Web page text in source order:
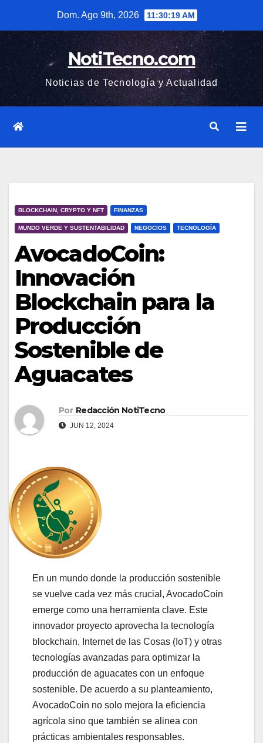
contenido
Dom. Ago 9th, 2026 11:30:20 AM
NotiTecno.com
Noticias de Tecnología y Actualidad
BLOCKCHAIN, CRYPTO Y NFT FINANZAS
MUNDO VERDE Y SUSTENTABILIDAD NEGOCIOS TECNOLOGÍA
AvocadoCoin:
Innovación
Blockchain para la
Producción
Sostenible de
Aguacates
Por Redacción NotiTecno
JUN 12, 2024
En un mundo donde la producción sostenible
se vuelve cada vez más crucial, AvocadoCoin
emerge como una herramienta clave. Este
innovador proyecto aprovecha la tecnología
blockchain, Internet de las Cosas (IoT) y otras
tecnologías avanzadas para optimizar la
producción de aguacates con un enfoque
sostenible. De acuerdo a su planteamiento,
AvocadoCoin no solo mejora la eficiencia
agrícola sino que también se alinea con
prácticas ambientales responsables.